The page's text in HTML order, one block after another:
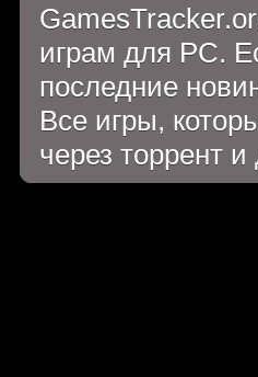
играм для PC.
последние
Все игры,
через торрент